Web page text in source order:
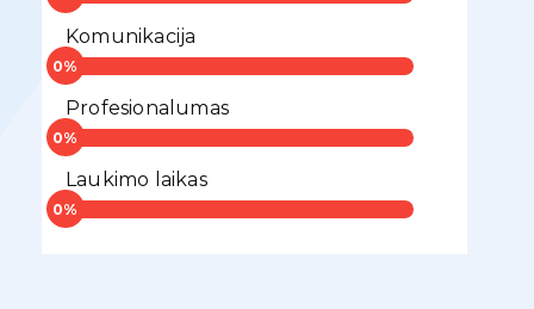
Komunikacija
Profesionalumas
Laukimo laikas